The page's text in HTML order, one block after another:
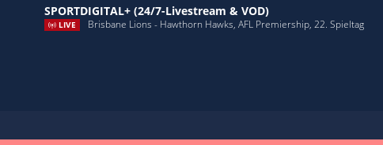
SPORTDIGITAL+ (24/7-Livestream & VOD)
LIVE Brisbane Lions - Hawthorn Hawks, AFL Premiership, 22. Spieltag